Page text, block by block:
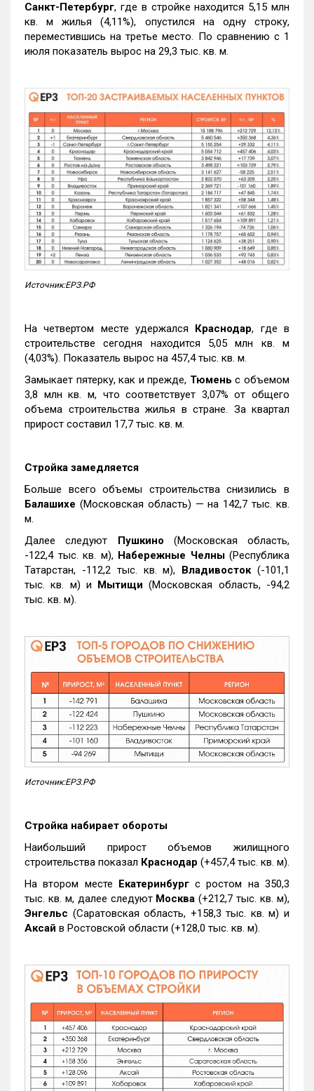
Санкт-Петербург, где в стройке находится 5,15 млн
кв. м жилья (4,11%), опустился на одну строку,
переместившись на третье место. По сравнению с 1
июля показатель вырос на 29,3 тыс. кв. м.
Источник:ЕРЗ.РФ
На четвертом месте удержался Краснодар, где в
строительстве сегодня находится 5,05 млн кв. м
(4,03%). Показатель вырос на 457,4 тыс. кв. м.
Замыкает пятерку, как и прежде, Тюмень с объемом
3,8 млн кв. м, что соответствует 3,07% от общего
объема строительства жилья в стране. За квартал
прирост составил 17,7 тыс. кв. м.
Стройка замедляется
Больше всего объемы строительства снизились в
Балашихе (Московская область) — на 142,7 тыс. кв.
м.
Далее следуют Пушкино (Московская область,
-122,4 тыс. кв. м), Набережные Челны(Республика
Татарстан, -112,2 тыс. кв. м), Владивосток(-101,1
тыс. кв. м) и Мытищи (Московская область, -94,2
тыс. кв. м).
Источник:ЕРЗ.РФ
Стройка набирает обороты
Наибольший прирост объемов жилищного
строительства показал Краснодар (+457,4 тыс. кв. м).
На втором месте
Екатеринбургс ростом на 350,3
тыс. кв. м, далее следуют Москва (+212,7 тыс. кв. м),
Энгельс (Саратовская область, +158,3 тыс. кв. м) и
Аксай в Ростовской области (+128,0 тыс. кв. м).